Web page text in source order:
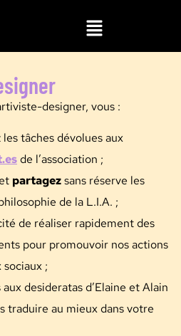
designer, vous :
tâches dévolues aux
de l’association ;
partagezsans réserve les
de la L.I.A. ;
de réaliser rapidement des
pour promouvoir nos actions
sociaux ;
desideratas d’Elaine et Alain
traduire au mieux dans votre